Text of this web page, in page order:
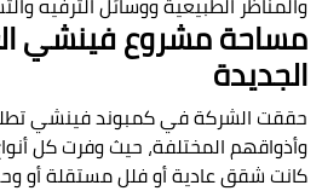
مساحة مشروع فينشي
الجديدة
حققت الشركة في كمبوند فينشي
وأذواقهم المختلفة، حيث وفرت كل
كانت شقق عادية أو فلل مستقلة أو